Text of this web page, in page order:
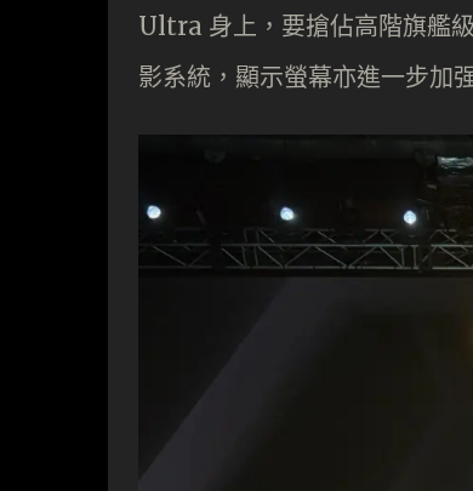
Ultra 身上，要搶佔高階旗艦
影系統，顯示螢幕亦進一步加